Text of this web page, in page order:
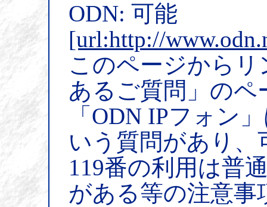
ODN: 可能
[url:http://
このページから
あるご質問」のペ
「ODN IPフォン
いう質問があり、
119番の利用は普
がある等の注意